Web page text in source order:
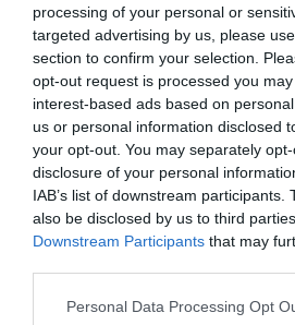
processing of your personal or
targeted advertising by us, please
section to confirm your selection.
opt-out request is processed you
interest-based ads based on
us or personal information disclosed
your opt-out. You may separately
disclosure of your personal
IAB’s list of downstream participants.
also be disclosed by us to third
Downstream Participants that may
Please note that this website/app
Personal Data Processing Opt
Fontos a körmök védelme: Azzal is
töredezett körmöket, ha betartasz
Kíméld a körmeidet, ha otthoni
Mosogatásnál vagy törölgetésnél
gumikesztyűt. A kerti munka
kesztyűt, így megakadályozhatod,
körmeid.
SOS-intézkedések töredezett
Töredeznek a körmeid? Ha már
például keratin vagy biotin, melyek